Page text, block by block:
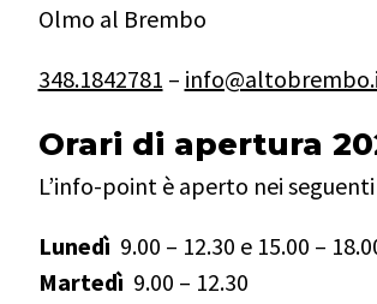
Olmo al Brembo
348.1842781 –
Orari di apertura
L’info-point è aperto nei
Lunedì 9.00 – 12.30 e 15.00 –
Martedì 9.00 – 12.30